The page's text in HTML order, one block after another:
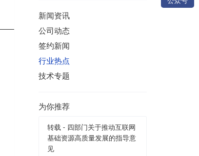
新闻资讯
公司动态
签约新闻
行业热点
技术专题
为你推荐
转载 - 四部门关于推动互联网
基础资源高质量发展的指导意
见